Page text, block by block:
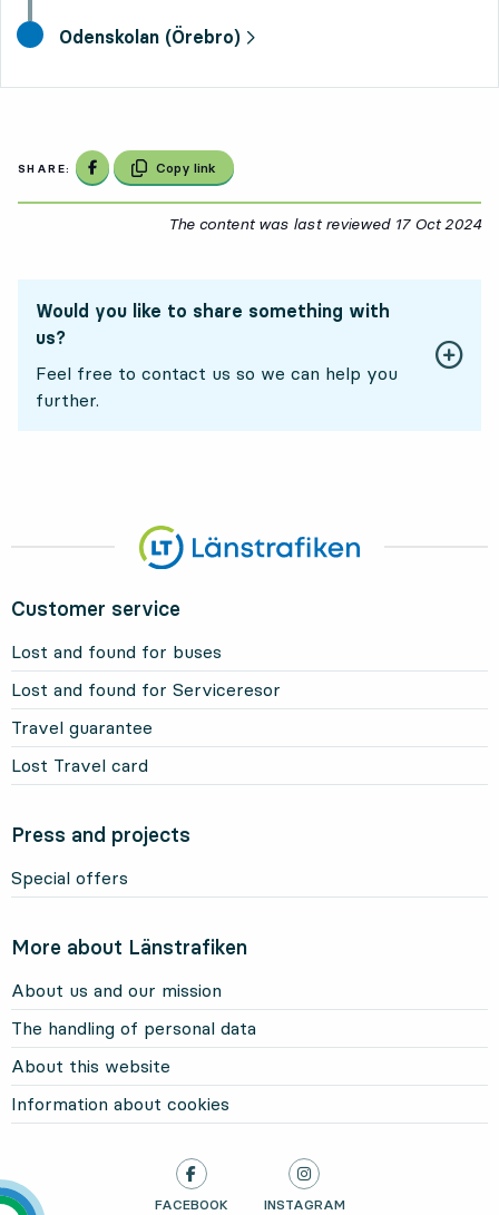
final destination,
Odenskolan (Örebro)
SHARE: Share on Facebook
Copy link
The content was last reviewed 17 Oct 2024
Would you like to share something with
us?
Feel free to contact us so we can help you
further.
Customer service
Lost and found for buses
Lost and found for Serviceresor
Travel guarantee
Lost Travel card
Press and projects
Special offers
More about Länstrafiken
About us and our mission
The handling of personal data
About this website
Information about cookies
LÄNSTRAFIKEN ON
FACEBOOK , OPENS IN NEW TAB
LÄNSTRAFIKEN ON
INSTAGRAM